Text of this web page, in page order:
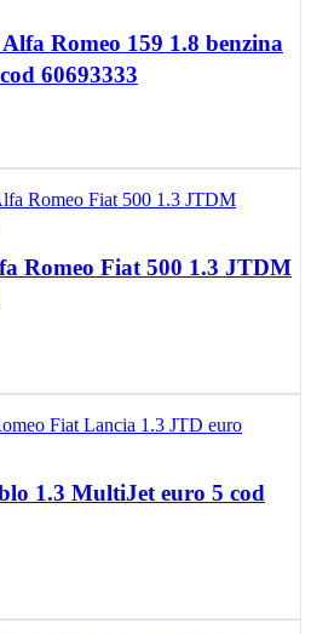
Romeo 159 1.8 benzina
60693333
Romeo Fiat 500 1.3 JTDM
1.3 MultiJet euro 5 cod